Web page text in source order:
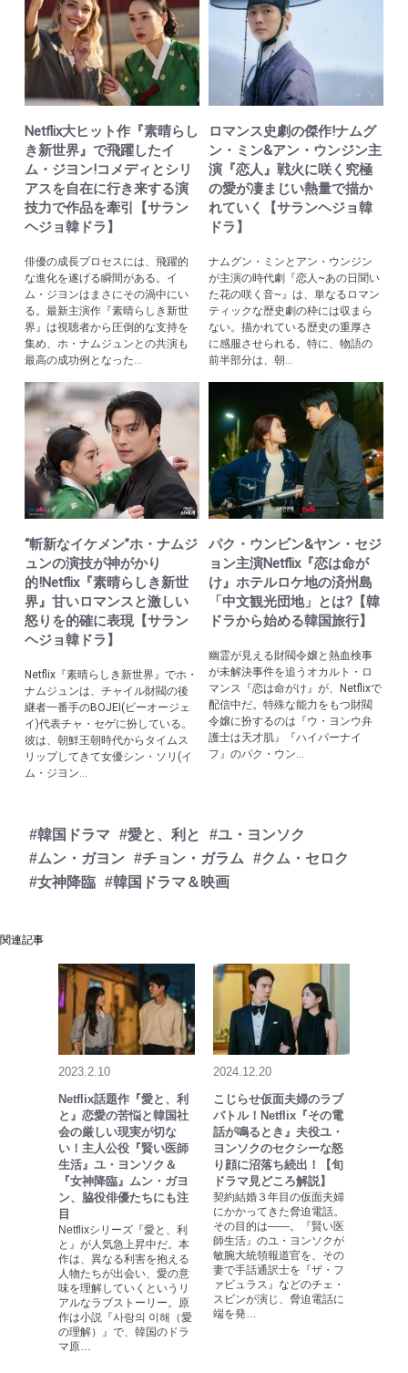
Netflix大ヒット作『素晴らし
き新世界』で飛躍したイ
ム・ジヨン!コメディとシリ
アスを自在に行き来する演
技力で作品を牽引【サラン
ヘジョ韓ドラ】
俳優の成長プロセスには、飛躍的
な進化を遂げる瞬間がある。イ
ム・ジヨンはまさにその渦中にい
る。最新主演作『素晴らしき新世
界』は視聴者から圧倒的な支持を
集め、ホ・ナムジュンとの共演も
最高の成功例となった...
ロマンス史劇の傑作!ナムグ
ン・ミン&アン・ウンジン主
演『恋人』戦火に咲く究極
の愛が凄まじい熱量で描か
れていく【サランヘジョ韓
ドラ】
ナムグン・ミンとアン・ウンジン
が主演の時代劇『恋人~あの日聞い
た花の咲く音~』は、単なるロマン
ティックな歴史劇の枠には収まら
ない。描かれている歴史の重厚さ
に感服させられる。特に、物語の
前半部分は、朝...
“斬新なイケメン”ホ・ナムジ
ュンの演技が神がかり
的!Netflix『素晴らしき新世
界』甘いロマンスと激しい
怒りを的確に表現【サラン
ヘジョ韓ドラ】
Netflix『素晴らしき新世界』でホ・
ナムジュンは、チャイル財閥の後
継者一番手のBOJEI(ビーオージェ
イ)代表チャ・セゲに扮している。
彼は、朝鮮王朝時代からタイムス
リップしてきて女優シン・ソリ(イ
ム・ジヨン...
パク・ウンビン&ヤン・セジ
ョン主演Netflix『恋は命が
け』ホテルロケ地の済州島
「中文観光団地」とは?【韓
ドラから始める韓国旅行】
幽霊が見える財閥令嬢と熱血検事
が未解決事件を追うオカルト・ロ
マンス『恋は命がけ』が、Netflixで
配信中だ。特殊な能力をもつ財閥
令嬢に扮するのは『ウ・ヨンウ弁
護士は天才肌』『ハイパーナイ
フ』のパク・ウン...
#韓国ドラマ #愛と、利と
#ユ・ヨンソク
#ムン・ガヨン #チョン・ガラム
#クム・セロク
#女神降臨 #韓国ドラマ＆映画
関連記事
2023.2.10
Netflix話題作『愛と、利
と』恋愛の苦悩と韓国社
会の厳しい現実が切な
い！主人公役『賢い医師
生活』ユ・ヨンソク＆
『女神降臨』ムン・ガヨ
ン、脇役俳優たちにも注
目
Netflixシリーズ『愛と、利
と』が人気急上昇中だ。本
作は、異なる利害を抱える
人物たちが出会い、愛の意
味を理解していくというリ
アルなラブストーリー。原
作は小説『사랑의 이해（愛
の理解）』で、韓国のドラ
マ原…
2024.12.20
こじらせ仮面夫婦のラブ
バトル！Netflix『その電
話が鳴るとき』夫役ユ・
ヨンソクのセクシーな怒
り顔に沼落ち続出！【旬
ドラマ見どころ解説】
契約結婚３年目の仮面夫婦
にかかってきた脅迫電話。
その目的は――。『賢い医
師生活』のユ・ヨンソクが
敏腕大統領報道官を、その
妻で手話通訳士を『ザ・フ
ァビュラス』などのチェ・
スビンが演じ、脅迫電話に
端を発…